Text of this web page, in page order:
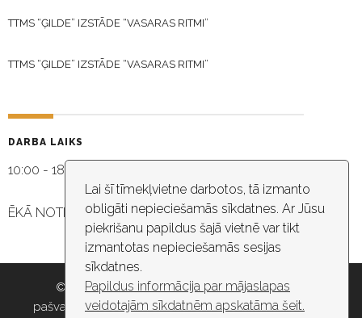
Lai šī tīmekļvietne darbotos, tā izmanto
obligāti nepieciešamās sīkdatnes. Ar Jūsu
piekrišanu papildus šajā vietnē var tikt
izmantotas nepieciešamās sesijas
sīkdatnes.
Papildus informācija par mājaslapas
veidotajām sīkdatnēm apskatāma šeit.
TTMS “ĢILDE” IZSTĀDE “VASARAS RITMI”
TTMS “ĢILDE” IZSTĀDE “VASARAS RITMI”
DARBA LAIKS
10:00 - 18:30
ĒKĀ NOTIEK VIDEO NOVĒROŠANA
© 2026 Rīgas pašvaldība, Rīgas valstspilsētas
pašvaldības iestāde “Kultūras un tautas mākslas centrs